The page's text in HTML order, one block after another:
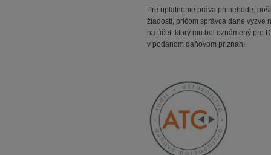
Pre uplatnenie práva pri nehode,
žiadosti, pričom správca dane vyzve
na účet, ktorý mu bol oznámený pre
v podanom daňovom priznaní.